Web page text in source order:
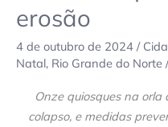
erosão
4 de outubro de 2024 /
Natal, Rio Grande do Norte
Onze quiosques na
colapso, e medidas